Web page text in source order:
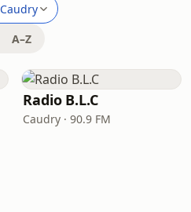
Caudry
A–Z
Radio B.L.C
Caudry · 90.9 FM